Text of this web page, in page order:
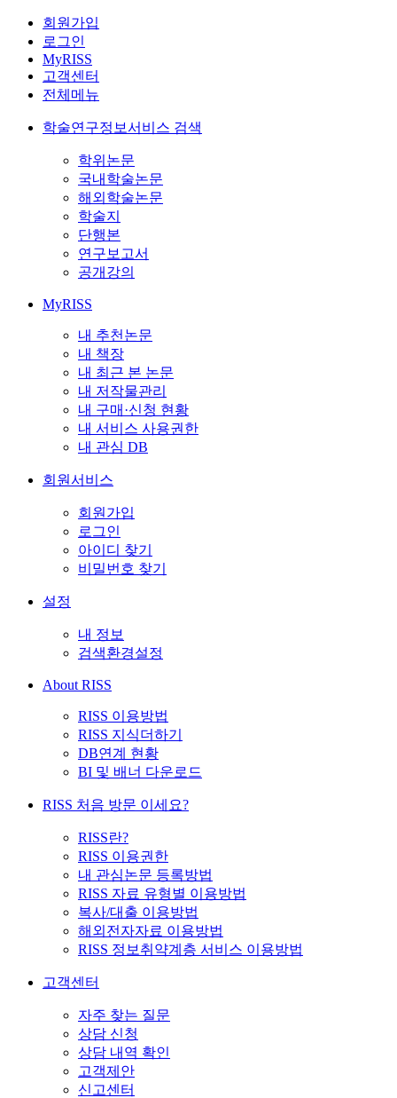
회원가입
로그인
MyRISS
고객센터
전체메뉴
학술연구정보서비스 검색
학위논문
국내학술논문
해외학술논문
학술지
단행본
연구보고서
공개강의
MyRISS
내 추천논문
내 책장
내 최근 본 논문
내 저작물관리
내 구매·신청 현황
내 서비스 사용권한
내 관심 DB
회원서비스
회원가입
로그인
아이디 찾기
비밀번호 찾기
설정
내 정보
검색환경설정
About RISS
RISS 이용방법
RISS 지식더하기
DB연계 현황
BI 및 배너 다운로드
RISS 처음 방문 이세요?
RISS란?
RISS 이용권한
내 관심논문 등록방법
RISS 자료 유형별 이용방법
복사/대출 이용방법
해외전자자료 이용방법
RISS 정보취약계층 서비스 이용방법
고객센터
자주 찾는 질문
상담 신청
상담 내역 확인
고객제안
신고센터